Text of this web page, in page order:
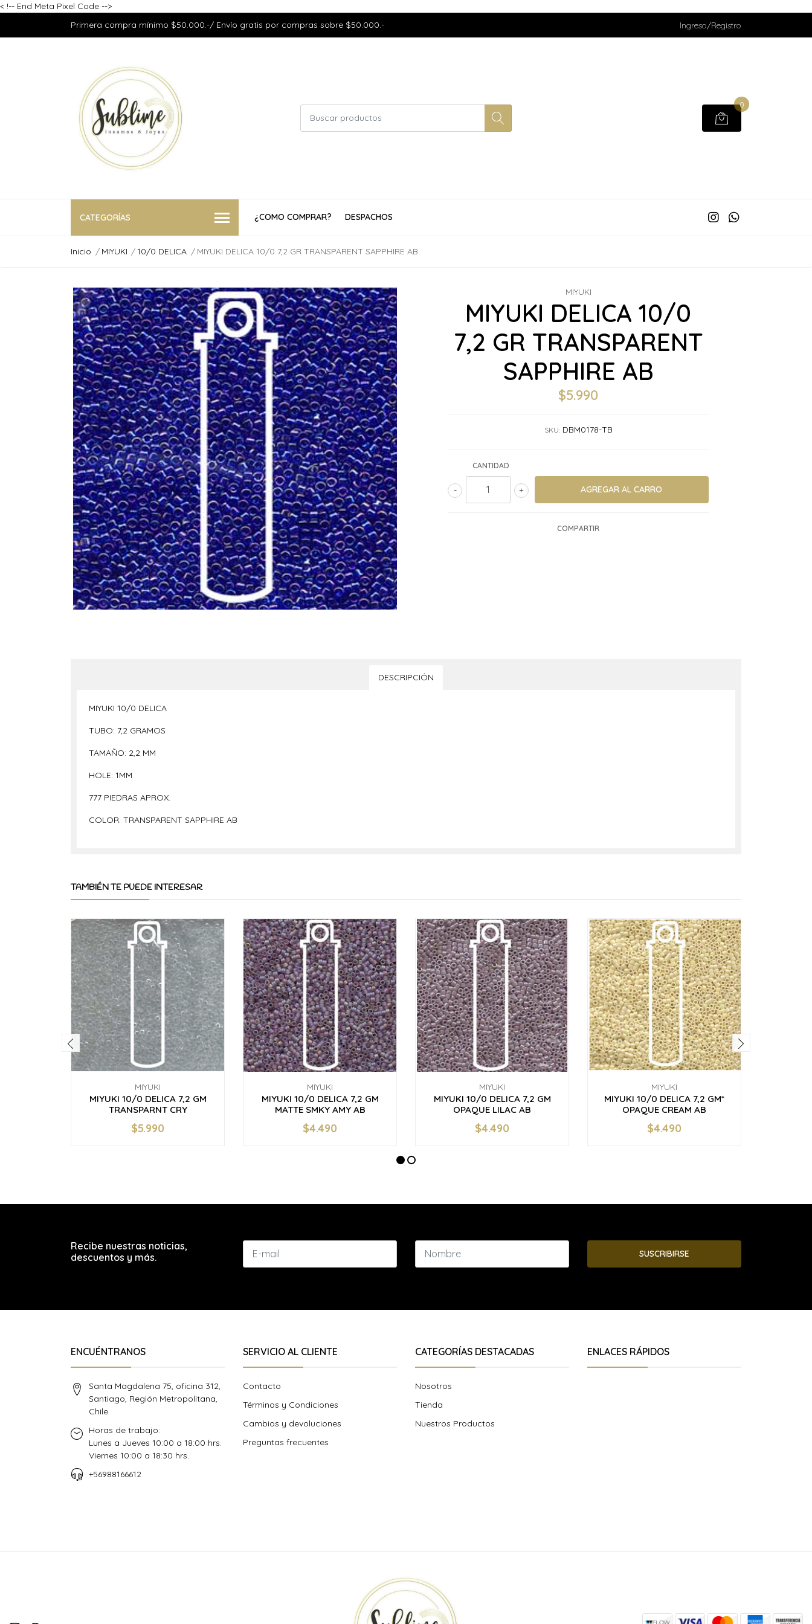
< !-- End Meta Pixel Code -->
Primera compra mínimo $50.000.-/ Envío gratis por compras sobre $50.000.-
Ingreso/Registro
0
CATEGORÍAS ¿COMO COMPRAR? DESPACHOS
Inicio MIYUKI 10/0 DELICA MIYUKI DELICA 10/0 7,2 GR TRANSPARENT SAPPHIRE AB
MIYUKI
MIYUKI DELICA 10/0
7,2 GR TRANSPARENT
SAPPHIRE AB
$5.990
SKU: DBM0178-TB
CANTIDAD
+
-
COMPARTIR
DESCRIPCIÓN
MIYUKI 10/0 DELICA
TUBO: 7,2 GRAMOS
TAMAÑO: 2,2 MM
HOLE: 1MM
777 PIEDRAS APROX.
COLOR: TRANSPARENT SAPPHIRE AB
TAMBIÉN TE PUEDE INTERESAR
MIYUKI
MIYUKI 10/0 DELICA 7,2 GM
TRANSPARNT CRY
+
$5.990
MIYUKI
MIYUKI 10/0 DELICA 7,2 GM
MATTE SMKY AMY AB
+
$4.490
MIYUKI
MIYUKI 10/0 DELICA 7,2 GM
OPAQUE LILAC AB
+
$4.490
MIYUKI
MIYUKI 10/0 DELICA 7,2 GM*
OPAQUE CREAM AB
+
$4.490
Recibe nuestras noticias,
descuentos y más.
SUSCRIBIRSE
ENCUÉNTRANOS
Santa Magdalena 75, oficina 312,
Santiago, Región Metropolitana,
Chile
Horas de trabajo:
Lunes a Jueves 10:00 a 18:00 hrs.
Viernes 10:00 a 18:30 hrs.
+56988166612
SERVICIO AL CLIENTE
Contacto
Términos y Condiciones
Cambios y devoluciones
Preguntas frecuentes
CATEGORÍAS DESTACADAS
Nosotros
Tienda
Nuestros Productos
ENLACES RÁPIDOS